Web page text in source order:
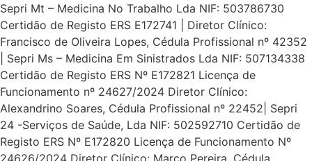
Sepri Mt – Medicina No Trabalho Lda NIF: 503786730
Certidão de Registo ERS E172741 | Diretor Clínico:
Francisco de Oliveira Lopes, Cédula Profissional nº 42352
| Sepri Ms – Medicina Em Sinistrados Lda NIF: 507134338
Certidão de Registo ERS Nº E172821 Licença de
Funcionamento nº 24627/2024 Diretor Clínico:
Alexandrino Soares, Cédula Profissional nº 22452| Sepri
24 -Serviços de Saúde, Lda NIF: 502592710 Certidão de
Registo ERS Nº E172820 Licença de Funcionamento Nº
24626/2024 Diretor Clínico: Marco Pereira, Cédula